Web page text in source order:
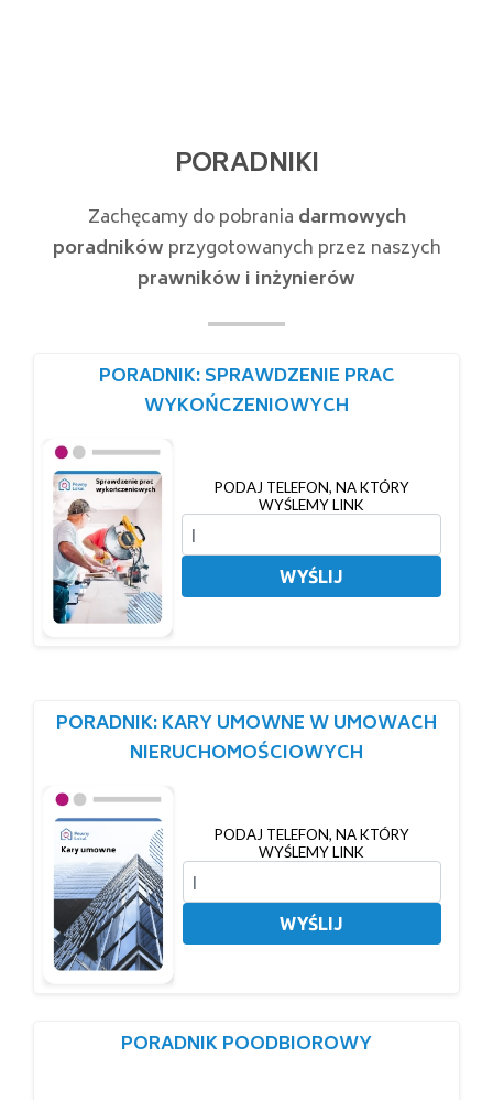
PORADNIKI
Zachęcamy do pobrania darmowych
poradników przygotowanych przez naszych
prawników i inżynierów
PORADNIK: SPRAWDZENIE PRAC
WYKOŃCZENIOWYCH
PODAJ TELEFON, NA KTÓRY
WYŚLEMY LINK
WYŚLIJ
PORADNIK: KARY UMOWNE W UMOWACH
NIERUCHOMOŚCIOWYCH
PODAJ TELEFON, NA KTÓRY
WYŚLEMY LINK
WYŚLIJ
PORADNIK POODBIOROWY